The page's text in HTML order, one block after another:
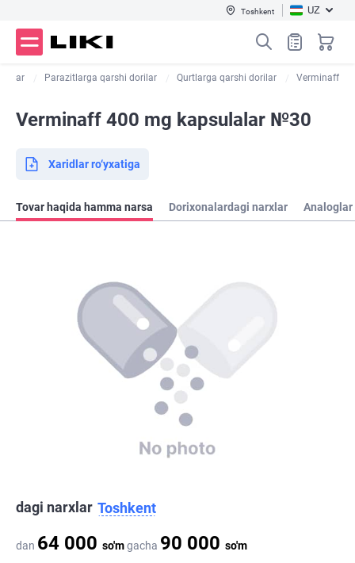
Toshkent UZ
Parazitlarga qarshi dorilar Qurtlarga qarshi dorilar Verminaff
Verminaff 400 mg kapsulalar №30
Xaridlar ro‘yxatiga
Tovar haqida hamma narsa Dorixonalardagi narxlar Analoglar
dagi narxlar Toshkent
dan 64 000 so'mgacha 90 000 so'm